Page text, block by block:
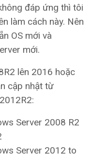
đáp ứng thì tôi
làm cách này. Nên
OS mới và
mới.
lên 2016 hoặc
cập nhật từ
Server 2008 R2
Server 2012 to